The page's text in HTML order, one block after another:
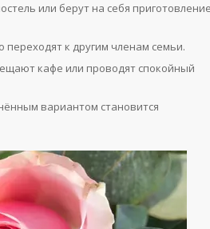
или берут на себя
переходят к другим членам семьи.
кафе или проводят спокойный
вариантом становится